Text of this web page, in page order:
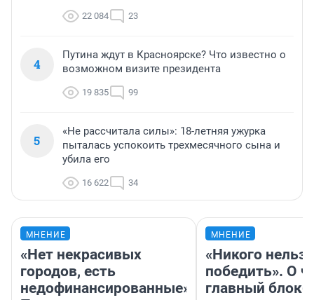
22 084 23
4
Путина ждут в Красноярске? Что известно о
возможном визите президента
19 835 99
5
«Не рассчитала силы»: 18-летняя ужурка
пыталась успокоить трехмесячного сына и
убила его
16 622 34
МНЕНИЕ
«Нет некрасивых
городов, есть
недофинансированные».
МНЕНИЕ
«Никого нельзя
победить». О
главный